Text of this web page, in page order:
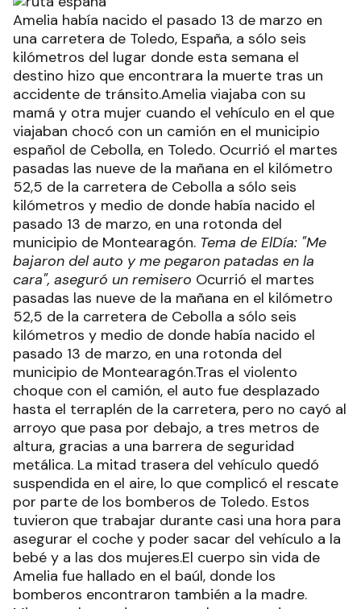
Amelia había nacido el pasado 13 de marzo en
una carretera de Toledo, España, a sólo seis
kilómetros del lugar donde esta semana el
destino hizo que encontrara la muerte tras un
accidente de tránsito.Amelia viajaba con su
mamá y otra mujer cuando el vehículo en el que
viajaban chocó con un camión en el municipio
español de Cebolla, en Toledo. Ocurrió el martes
pasadas las nueve de la mañana en el kilómetro
52,5 de la carretera de Cebolla a sólo seis
kilómetros y medio de donde había nacido el
pasado 13 de marzo, en una rotonda del
municipio de Montearagón. Tema de ElDía: "Me
bajaron del auto y me pegaron patadas en la
cara", aseguró un remisero Ocurrió el martes
pasadas las nueve de la mañana en el kilómetro
52,5 de la carretera de Cebolla a sólo seis
kilómetros y medio de donde había nacido el
pasado 13 de marzo, en una rotonda del
municipio de Montearagón.Tras el violento
choque con el camión, el auto fue desplazado
hasta el terraplén de la carretera, pero no cayó al
arroyo que pasa por debajo, a tres metros de
altura, gracias a una barrera de seguridad
metálica. La mitad trasera del vehículo quedó
suspendida en el aire, lo que complicó el rescate
por parte de los bomberos de Toledo. Estos
tuvieron que trabajar durante casi una hora para
asegurar el coche y poder sacar del vehículo a la
bebé y a las dos mujeres.El cuerpo sin vida de
Amelia fue hallado en el baúl, donde los
bomberos encontraron también a la madre.